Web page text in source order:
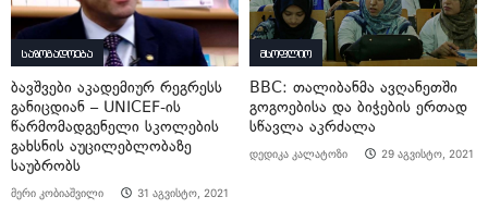
საზოგადოება
ბავშვები აკადემიურ რეგრესს
განიცდიან – UNICEF-ის
წარმომადგენელი სკოლების
გახსნის აუცილებლობაზე
საუბრობს
მერი კობიაშვილი 31 აგვისტო, 2021
მსოფლიო
BBC: თალიბანმა ავღანეთში
გოგოებისა და ბიჭების ერთად
სწავლა აკრძალა
დედიკა კალატოზი 29 აგვისტო, 2021